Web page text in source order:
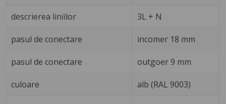
descrierea liniilor 3L + N
pasul de conectare incomer 18 mm
pasul de conectare outgoer 9 mm
culoare alb (RAL 9003)